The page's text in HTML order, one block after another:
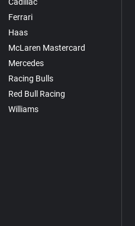
Ferrari
Haas
McLaren Mastercard
Mercedes
Racing Bulls
Red Bull Racing
Williams